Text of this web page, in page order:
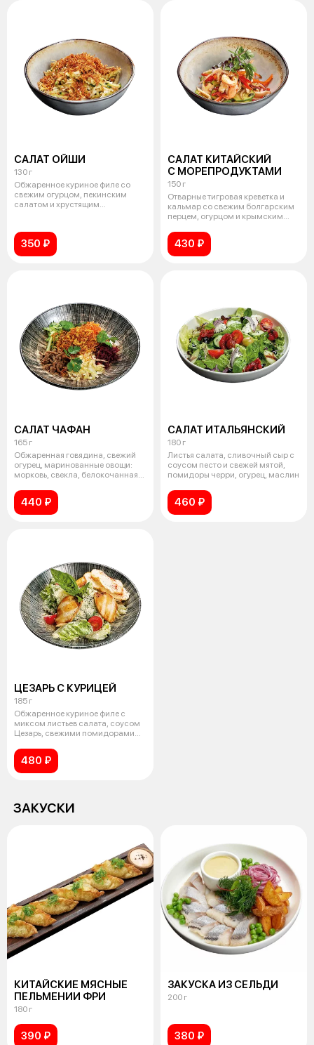
САЛАТ ОЙШИ
130 г
Обжаренное куриное филе со
свежим огурцом, пекинским
салатом и хрустящим
350 ₽
САЛАТ КИТАЙСКИЙ
С МОРЕПРОДУКТАМИ
150 г
Отварные тигровая креветка и
кальмар со свежим болгарским
перцем, огурцом и крымским
430 ₽
САЛАТ ЧАФАН
165 г
Обжаренная говядина, свежий
огурец, маринованные овощи:
морковь, свекла, белокочанная
440 ₽
САЛАТ ИТАЛЬЯНСКИЙ
180 г
Листья салата, сливочный сыр с
соусом песто и свежей мятой,
помидоры черри, огурец, маслин
460 ₽
ЦЕЗАРЬ С КУРИЦЕЙ
185 г
Обжаренное куриное филе с
миксом листьев салата, соусом
Цезарь, свежими помидорами
480 ₽
ЗАКУСКИ
КИТАЙСКИЕ МЯСНЫЕ
ПЕЛЬМЕНИИ ФРИ
180 г
390 ₽
ЗАКУСКА ИЗ СЕЛЬДИ
200 г
380 ₽